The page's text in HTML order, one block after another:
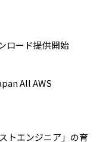
ロード提供開始
All AWS
トエンジニア」の育